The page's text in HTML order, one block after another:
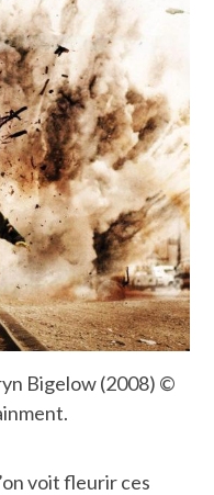
Bigelow (2008) ©
voit fleurir ces